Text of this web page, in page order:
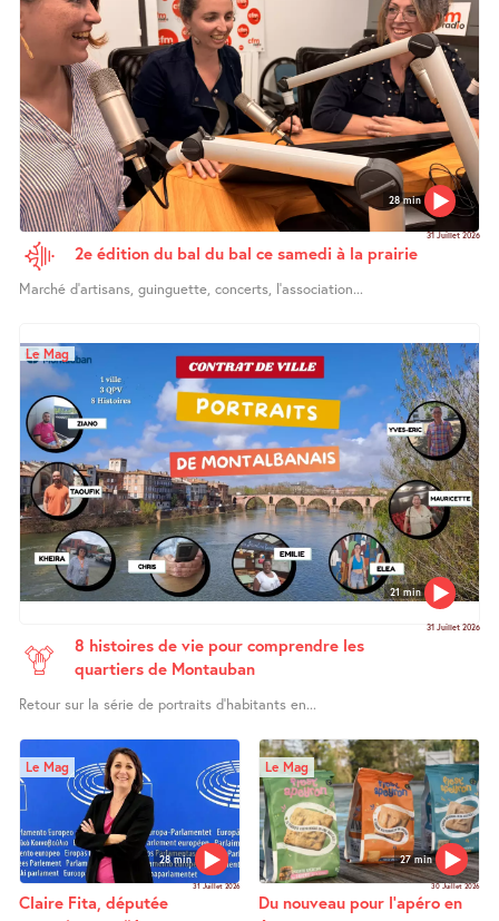
28 min
31 Juillet 2026
2e édition du bal du bal ce samedi à la prairie
Marché d’artisans, guinguette, concerts, l’association...
21 min
Le Mag
31 Juillet 2026
8 histoires de vie pour comprendre les
quartiers de Montauban
Retour sur la série de portraits d’habitants en...
28 min
Le Mag
31 Juillet 2026
Claire Fita, députée
27 min
Le Mag
30 Juillet 2026
Du nouveau pour l’apéro en